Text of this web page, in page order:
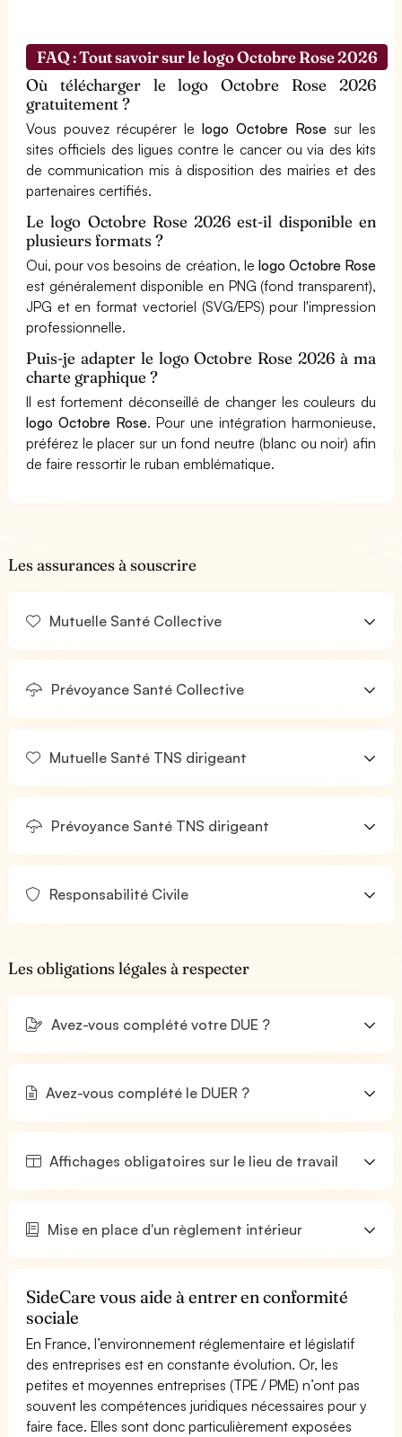
FAQ : Tout savoir sur le logo Octobre Rose 2026
Où télécharger le logo Octobre Rose 2026
gratuitement ?
Vous pouvez récupérer le logo Octobre Rose sur les
sites officiels des ligues contre le cancer ou via des kits
de communication mis à disposition des mairies et des
partenaires certifiés.
Le logo Octobre Rose 2026 est-il disponible en
plusieurs formats ?
Oui, pour vos besoins de création, le logo Octobre Rose
est généralement disponible en PNG (fond transparent),
JPG et en format vectoriel (SVG/EPS) pour l'impression
professionnelle.
Puis-je adapter le logo Octobre Rose 2026 à ma
charte graphique ?
Il est fortement déconseillé de changer les couleurs du
logo Octobre Rose. Pour une intégration harmonieuse,
préférez le placer sur un fond neutre (blanc ou noir) afin
de faire ressortir le ruban emblématique.
Les assurances à souscrire
Mutuelle Santé Collective
Prévoyance Santé Collective
Mutuelle Santé TNS dirigeant
Prévoyance Santé TNS dirigeant
Responsabilité Civile
Les obligations légales à respecter
Avez-vous complété votre DUE ?
Avez-vous complété le DUER ?
Affichages obligatoires sur le lieu de travail
Mise en place d'un règlement intérieur
SideCare vous aide à entrer en conformité
sociale
En France, l’environnement réglementaire et législatif
des entreprises est en constante évolution. Or, les
petites et moyennes entreprises (TPE / PME) n’ont pas
souvent les compétences juridiques nécessaires pour y
faire face. Elles sont donc particulièrement exposées